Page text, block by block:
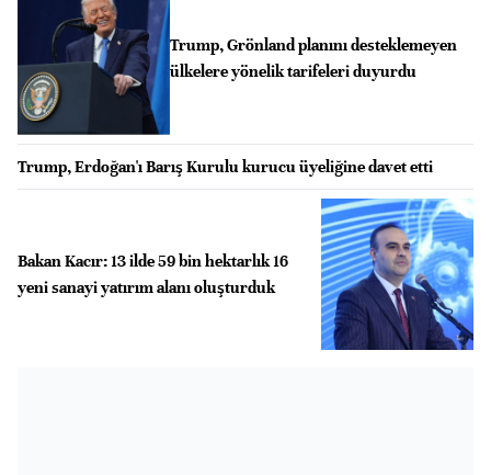
Trump, Grönland planını desteklemeyen
ülkelere yönelik tarifeleri duyurdu
Trump, Erdoğan'ı Barış Kurulu kurucu üyeliğine davet etti
Bakan Kacır: 13 ilde 59 bin hektarlık 16
yeni sanayi yatırım alanı oluşturduk